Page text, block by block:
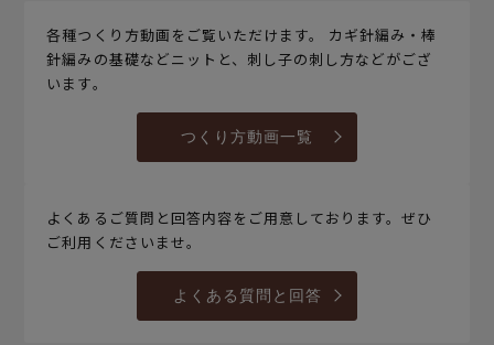
各種つくり方動画をご覧いただけます。 カギ針編み・棒
針編みの基礎などニットと、刺し子の刺し方などがござ
います。
つくり方動画一覧
よくあるご質問と回答内容をご用意しております。ぜひ
ご利用くださいませ。
よくある質問と回答